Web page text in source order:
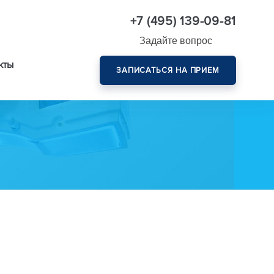
+7 (495) 139-09-81
Задайте вопрос
ЗАПИСАТЬСЯ НА ПРИЕМ